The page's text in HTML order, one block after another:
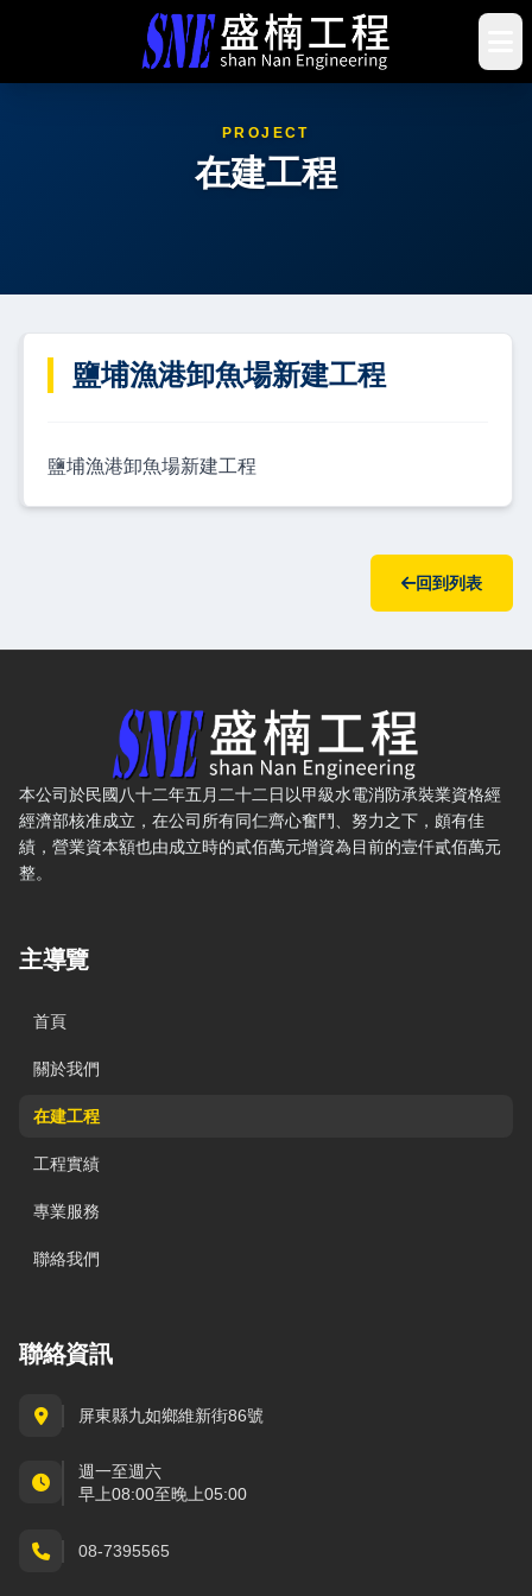
PROJECT
在建工程
鹽埔漁港卸魚場新建工程
鹽埔漁港卸魚場新建工程
回到列表
盛楠水電工程有限公司 — 網站概要、主導覽與聯絡方式
本公司於民國八十二年五月二十二日以甲級水電消防承裝業資格經
經濟部核准成立，在公司所有同仁齊心奮鬥、努力之下，頗有佳
績，營業資本額也由成立時的貳佰萬元增資為目前的壹仟貳佰萬元
整。
主導覽
首頁
關於我們
在建工程
工程實績
專業服務
聯絡我們
聯絡資訊
屏東縣九如鄉維新街86號
週一至週六
早上08:00至晚上05:00
08-7395565